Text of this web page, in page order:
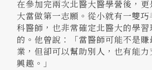
在參加完兩次北醫大醫學營後，
大當做第一志願。從小就有一雙
科醫師，也非常確定北醫大的學
的。他曾說：「當醫師可能不是賺
業，但卻可以幫助別人，也有能
興趣。」